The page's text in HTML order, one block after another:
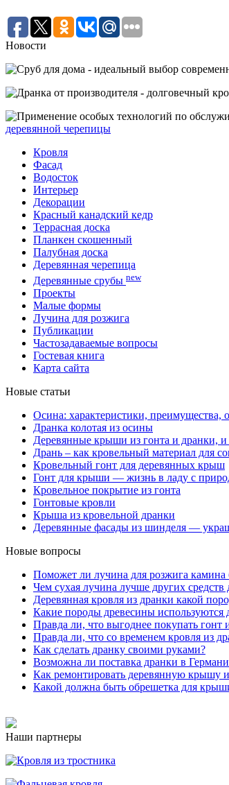
Новости
деревянной черепицы
Кровля
Фасад
Водосток
Интерьер
Декорации
Красный канадский кедр
Террасная доска
Планкен скошенный
Палубная доска
Деревянная черепица
Деревянные срубы new
Проекты
Малые формы
Лучина для розжига
Публикации
Частозадаваемые вопросы
Гостевая книга
Карта сайта
Новые статьи
Осина: характеристики, преимущества,
Дранка колотая из осины
Деревянные крыши из гонта и дранки, и
Дрань – как кровельный материал для
Кровельный гонт для деревянных крыш
Гонт для крыши — жизнь в ладу с
Кровельное покрытие из гонта
Гонтовые кровли
Крыша из кровельной дранки
Деревянные фасады из шинделя —
Новые вопросы
Поможет ли лучина для розжига камина
Чем сухая лучина лучше других средств
Деревянная кровля из дранки какой
Какие породы древесины используются
Правда ли, что выгоднее покупать
Правда ли, что со временем кровля из
Как сделать дранку своими руками?
Возможна ли поставка дранки в
Как ремонтировать деревянную крышу
Какой должна быть обрешетка для
Наши партнеры